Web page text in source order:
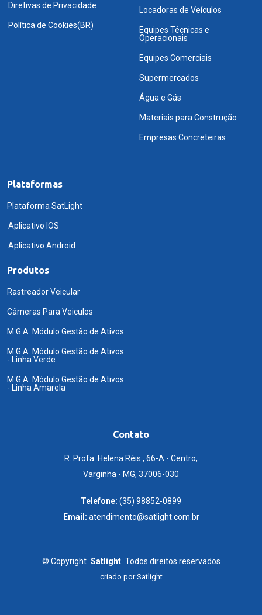
Diretivas de Privacidade
Política de Cookies(BR)
Locadoras de Veículos
Equipes Técnicas e
Operacionais
Equipes Comerciais
Supermercados
Água e Gás
Materiais para Construção
Empresas Concreteiras
Plataformas
Plataforma SatLight
Aplicativo IOS
Aplicativo Android
Produtos
Rastreador Veicular
Câmeras Para Veiculos
M.G.A. Módulo Gestão de Ativos
M.G.A. Módulo Gestão de Ativos
- Linha Verde
M.G.A. Módulo Gestão de Ativos
- Linha Amarela
Contato
R. Profa. Helena Réis , 66-A - Centro,
Varginha - MG, 37006-030
Telefone: (35) 98852-0899
Email: atendimento@satlight.com.br
© Copyright Satlight Todos direitos reservados
criado porSatlight